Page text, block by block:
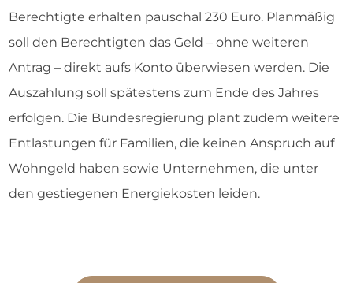
Berechtigte erhalten pauschal 230 Euro. Planmäßig
soll den Berechtigten das Geld – ohne weiteren
Antrag – direkt aufs Konto überwiesen werden. Die
Auszahlung soll spätestens zum Ende des Jahres
erfolgen. Die Bundesregierung plant zudem weitere
Entlastungen für Familien, die keinen Anspruch auf
Wohngeld haben sowie Unternehmen, die unter
den gestiegenen Energiekosten leiden.